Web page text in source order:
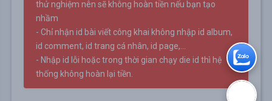
thử nghiệm nên sẽ không hoàn tiền nếu bạn tạo
nhầm
- Chỉ nhận id bài viết công khai không nhập id album,
id comment, id trang cá nhân, id page,...
- Nhập id lỗi hoặc trong thời gian chạy die id thì hệ
thống không hoàn lại tiền.